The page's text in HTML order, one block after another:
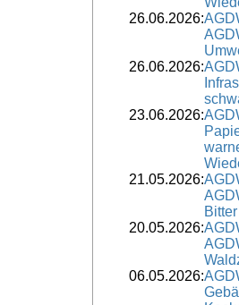
26.06.2026:
26.06.2026:
23.06.2026:
21.05.2026:
20.05.2026:
06.05.2026: